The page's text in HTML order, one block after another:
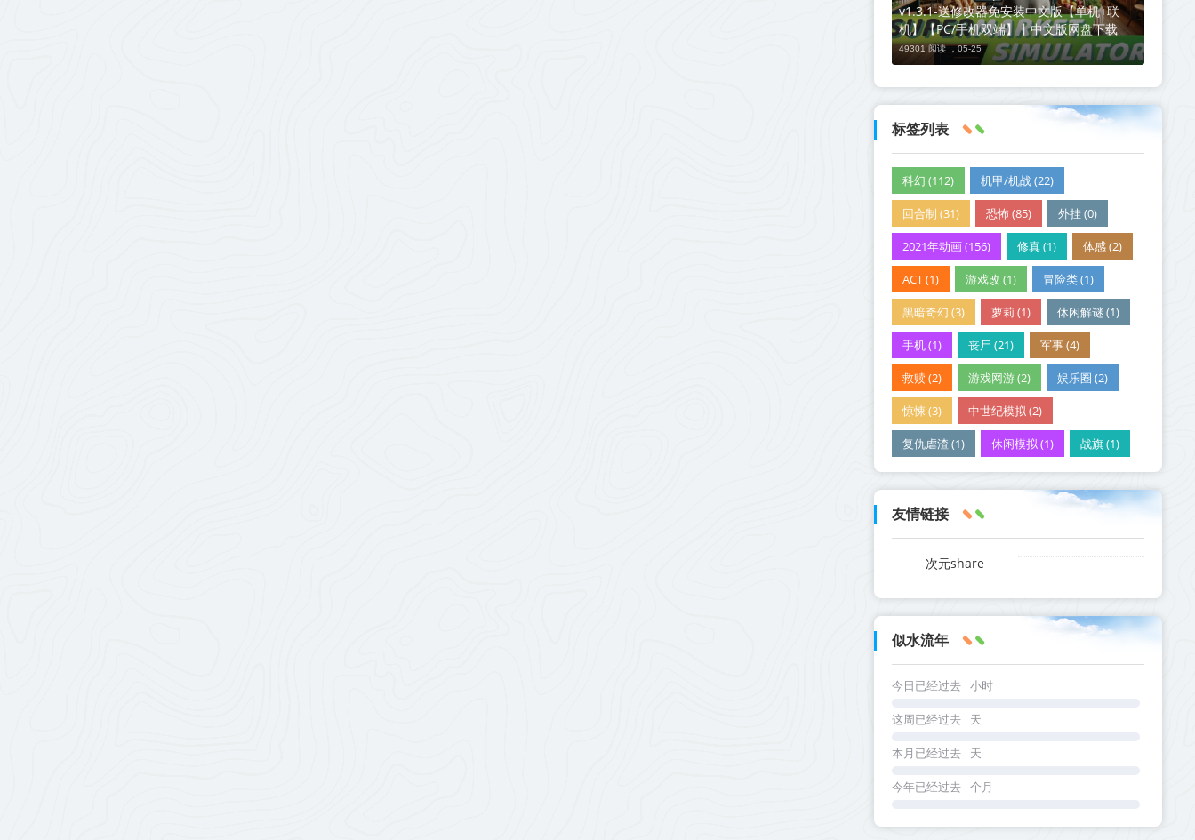
v1.3.1-送修改器免安装中文版【单机+联
机】【PC/手机双端】丨中文版网盘下载
49301 阅读 ，05-25
标签列表
科幻 (112) 机甲/机战 (22)
回合制 (31) 恐怖 (85) 外挂 (0)
2021年动画 (156) 修真 (1) 体感 (2)
ACT (1) 游戏改 (1) 冒险类 (1)
黑暗奇幻 (3) 萝莉 (1) 休闲解谜 (1)
手机 (1) 丧尸 (21) 军事 (4)
救赎 (2) 游戏网游 (2) 娱乐圈 (2)
惊悚 (3) 中世纪模拟 (2)
复仇虐渣 (1) 休闲模拟 (1) 战旗 (1)
友情链接
次元share
似水流年
今日已经过去 小时
这周已经过去 天
本月已经过去 天
今年已经过去 个月